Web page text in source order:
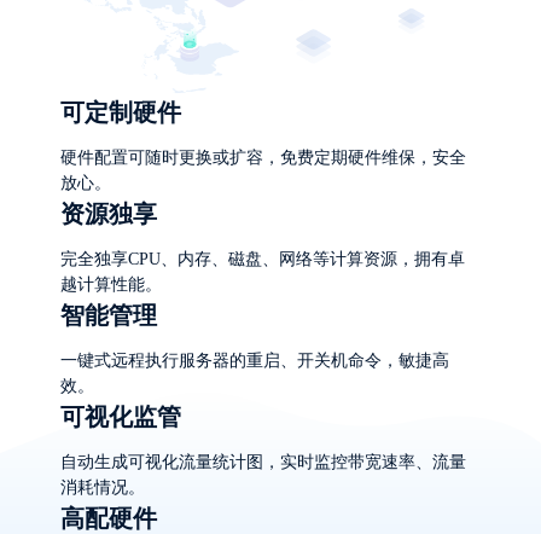
可定制硬件
硬件配置可随时更换或扩容，免费定期硬件维保，安全
放心。
资源独享
完全独享CPU、内存、磁盘、网络等计算资源，拥有卓
越计算性能。
智能管理
一键式远程执行服务器的重启、开关机命令，敏捷高
效。
可视化监管
自动生成可视化流量统计图，实时监控带宽速率、流量
消耗情况。
高配硬件